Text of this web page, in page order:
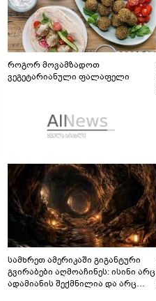
როგორ მოვამზადოთ
ვეგეტარიანული ფალაფელი
სამხრეთ ამერიკაში გიგანტური
გვირაბები აღმოაჩინეს: ისინი არც
ადამიანის შექმნილია და არც